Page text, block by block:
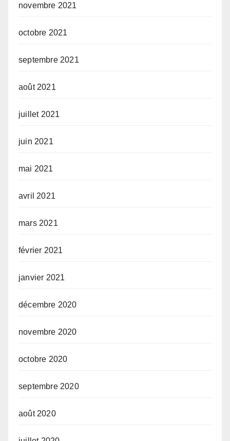
novembre 2021
octobre 2021
septembre 2021
août 2021
juillet 2021
juin 2021
mai 2021
avril 2021
mars 2021
février 2021
janvier 2021
décembre 2020
novembre 2020
octobre 2020
septembre 2020
août 2020